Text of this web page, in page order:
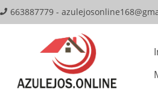
663887779 -